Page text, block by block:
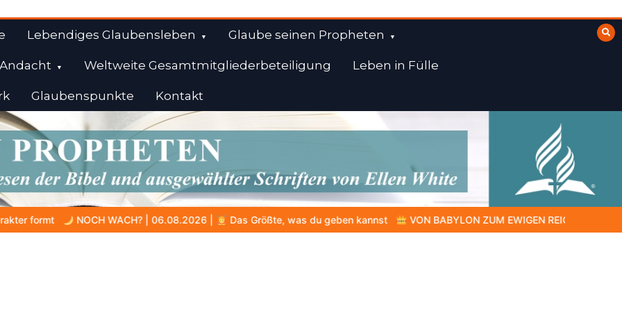
Lebendiges Glaubensleben Glaube seinen Propheten
Andacht Weltweite Gesamtmitgliederbeteiligung Leben in Fülle
Glaubenspunkte Kontakt
| 06.08.2026 | Das Größte, was du geben kannst VON BABYLON ZUM EWIGEN REICH | Kap.1 – Miniserie 4: Die